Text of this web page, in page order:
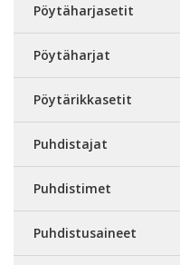
Pöytäharjasetit
Pöytäharjat
Pöytärikkasetit
Puhdistajat
Puhdistimet
Puhdistusaineet